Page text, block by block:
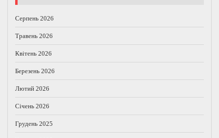
Серпень 2026
Травень 2026
Квітень 2026
Березень 2026
Лютий 2026
Січень 2026
Грудень 2025